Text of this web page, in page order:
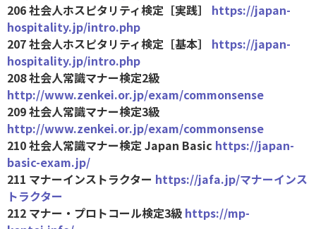
206 社会人ホスピタリティ検定［実践］ https://japan-
hospitality.jp/intro.php
207 社会人ホスピタリティ検定［基本］ https://japan-
hospitality.jp/intro.php
208 社会人常識マナー検定2級
http://www.zenkei.or.jp/exam/commonsense
209 社会人常識マナー検定3級
http://www.zenkei.or.jp/exam/commonsense
210 社会人常識マナー検定 Japan Basic https://japan-
basic-exam.jp/
211 マナーインストラクター https://jafa.jp/マナーインス
トラクター
212 マナー・プロトコール検定3級 https://mp-